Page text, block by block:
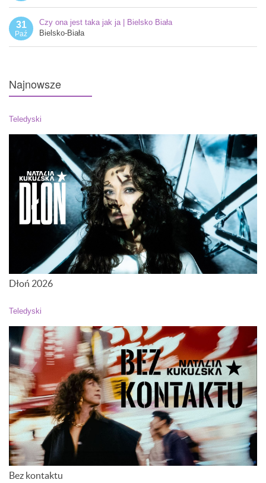
31
Paź
Czy ona jest taka jak ja | Bielsko Biała
Bielsko-Biała
Najnowsze
Teledyski
Dłoń 2026
Teledyski
Bez kontaktu